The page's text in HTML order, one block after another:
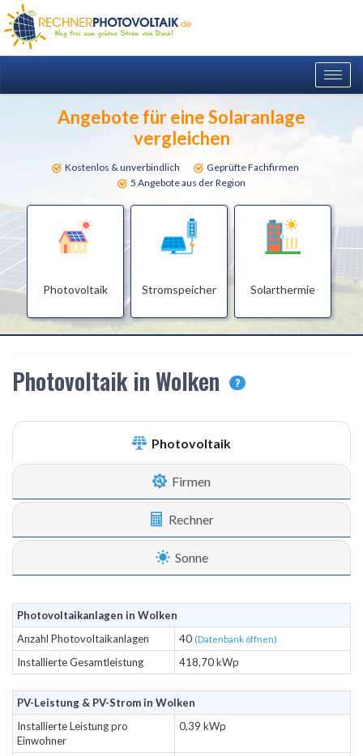
Angebote für eine Solaranlage
vergleichen
Kostenlos & unverbindlich
Geprüfte Fachfirmen
5 Angebote aus der Region
Photovoltaik Stromspeicher Solarthermie
Photovoltaik in Wolken ?
Photovoltaik
Firmen
Rechner
Sonne
Photovoltaikanlagen in Wolken
Anzahl Photovoltaikanlagen
40 (Datenbank öffnen)
Installierte Gesamtleistung 418,70 kWp
PV-Leistung & PV-Strom in Wolken
Installierte Leistung pro
Einwohner
0,39 kWp